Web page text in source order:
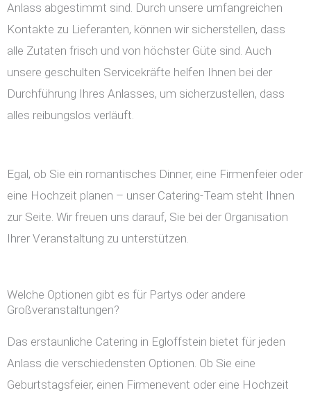
Anlass abgestimmt sind. Durch unsere umfangreichen
Kontakte zu Lieferanten, können wir sicherstellen, dass
alle Zutaten frisch und von höchster Güte sind. Auch
unsere geschulten Servicekräfte helfen Ihnen bei der
Durchführung Ihres Anlasses, um sicherzustellen, dass
alles reibungslos verläuft.
Egal, ob Sie ein romantisches Dinner, eine Firmenfeier oder
eine Hochzeit planen – unser Catering-Team steht Ihnen
zur Seite. Wir freuen uns darauf, Sie bei der Organisation
Ihrer Veranstaltung zu unterstützen.
Welche Optionen gibt es für Partys oder andere
Großveranstaltungen?
Das erstaunliche Catering in Egloffstein bietet für jeden
Anlass die verschiedensten Optionen. Ob Sie eine
Geburtstagsfeier, einen Firmenevent oder eine Hochzeit